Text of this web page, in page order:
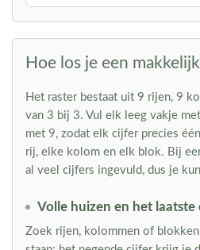
Hoe los je een
Het raster bestaat uit 9 rijen, 9
van 3 bij 3. Vul elk leeg vakje
met 9, zodat elk cijfer precies
rij, elke kolom en elk blok. Bij
al veel cijfers ingevuld, dus je
Volle huizen en het laatste
Zoek rijen, kolommen of